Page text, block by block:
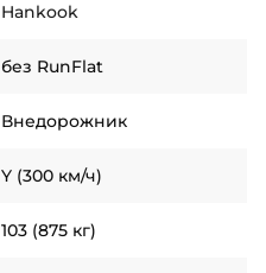
Hankook
без RunFlat
Внедорожник
Y (300 км/ч)
103 (875 кг)